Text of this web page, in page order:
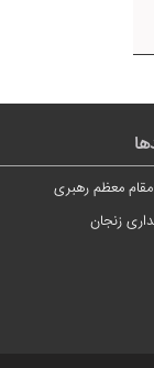
مقام معظم رهبری
زنجان